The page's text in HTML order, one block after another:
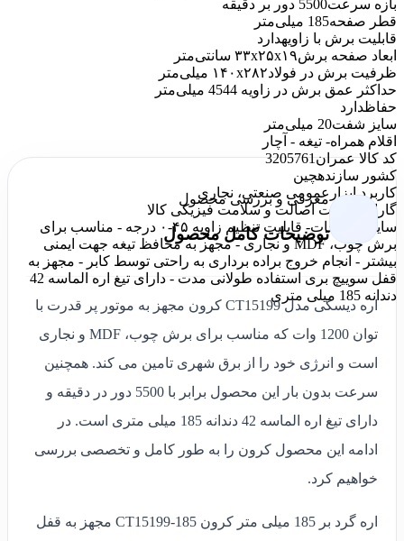
بازه سرعت5500 دور بر دقیقه
قطر صفحه185 میلی‌متر
قابلیت برش با زاویهدارد
ابعاد صفحه برش۳۳x۲۵x۱۹ سانتی‌متر
ظرفیت برش در فولاد۱۴۰x۲۸۲ میلی‌متر
حداکثر عمق برش در زاویه 45 44 میلی‌متر
حفاظدارد
سایز شفت20 میلی‌متر
اقلام همراه- تیغه - آچار
کد کالا عمران3205761
کشور سازندهچین
کاربرد ابزار عمومی صنعتی، نجاری
گارانتی
ضمانت اصالت و سلامت فیزیکی کالا
سایر توضیحات
- قابلیت تنظیم زاویه ۴۵-۰ درجه - مناسب برای
برش چوب، MDF و نجاری - مجهز به محافظ تیغه جهت ایمنی
بیشتر - انجام خروج براده برداری به راحتی توسط کابر - مجهز به
قفل سوییچ بری استفاده طولانی مدت - دارای تیغ اره الماسه 42
دندانه 185 میلی‌ متری
معرفی و بررسی محصول
توضیحات کامل محصول
اره دیسکی مدل CT15199 کرون مجهز به موتور پر قدرت با
توان 1200 وات که مناسب برای برش چوب، MDF و نجاری
است و انرژی خود را از برق شهری تامین می کند. همچنین
سرعت بدون بار این محصول برابر با 5500 دور در دقیقه و
دارای تیغ اره الماسه 42 دندانه 185 میلی‌ متری است. در
ادامه این محصول کرون را به طور کامل و تخصصی بررسی
خواهیم کرد.
اره گرد بر 185 میلی ‌متر کرون CT15199-185 مجهز به قفل